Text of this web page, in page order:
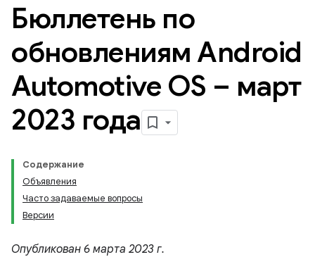
Бюллетень по
обновлениям Android
Automotive OS – март
2023 года
Содержание
Объявления
Часто задаваемые вопросы
Версии
Опубликован 6 марта 2023 г.